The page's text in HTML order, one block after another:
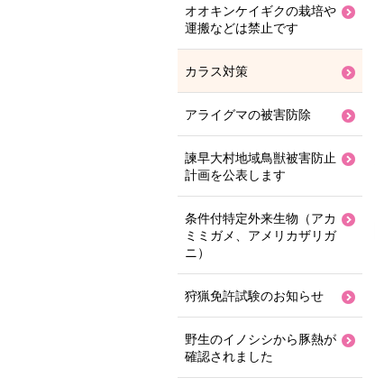
オオキンケイギクの栽培や
運搬などは禁止です
カラス対策
アライグマの被害防除
諫早大村地域鳥獣被害防止
計画を公表します
条件付特定外来生物（アカ
ミミガメ、アメリカザリガ
ニ）
狩猟免許試験のお知らせ
野生のイノシシから豚熱が
確認されました